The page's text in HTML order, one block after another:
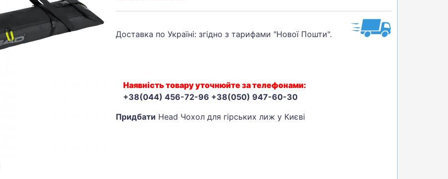
Доставка по Україні: згідно з тарифами "Нової Пошти".
Наявність товару уточнюйте за телефонами:
+38(044) 456-72-96 +38(050) 947-60-30
Придбати Head Чохол для гірських лиж у Києві